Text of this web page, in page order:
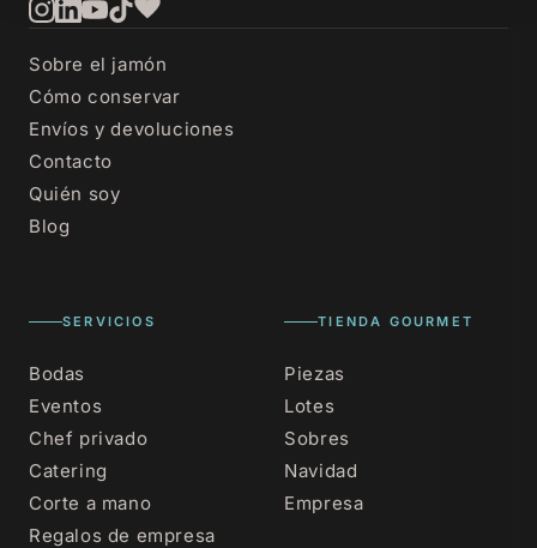
Sobre el jamón
Cómo conservar
Envíos y devoluciones
Contacto
Quién soy
Blog
SERVICIOS
Bodas
Eventos
Chef privado
Catering
Corte a mano
Regalos de empresa
TIENDA GOURMET
Piezas
Lotes
Sobres
Navidad
Empresa